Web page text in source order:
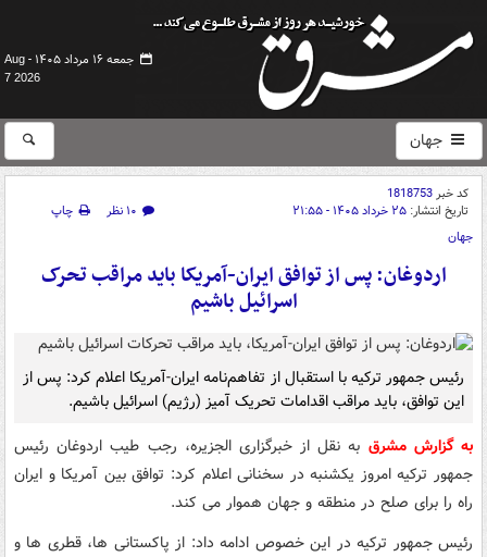
جمعه ۱۶ مرداد ۱۴۰۵ -
Aug
7 2026
جهان
کد خبر1818753
تاریخ انتشار: ۲۵ خرداد ۱۴۰۵ - ۲۱:۵۵ ۱۰ نظر
چاپ
جهان
اردوغان: پس از توافق ایران-آمریکا باید مراقب تحرک
اسرائیل باشیم
رئیس جمهور ترکیه با استقبال از تفاهم‌نامه ایران-آمریکا اعلام کرد: پس از
این توافق، باید مراقب اقدامات تحریک‌ آمیز (رژیم) اسرائیل باشیم.
به گزارش مشرق به نقل از خبرگزاری الجزیره، رجب طیب اردوغان رئیس
جمهور ترکیه امروز یکشنبه در سخنانی اعلام کرد: توافق بین آمریکا و ایران
راه را برای صلح در منطقه و جهان هموار می‌ کند.
رئیس جمهور ترکیه در این خصوص ادامه داد: از پاکستانی‌ ها، قطری‌ ها و